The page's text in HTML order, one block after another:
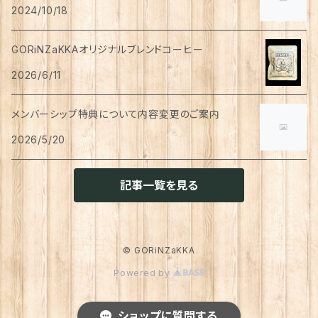
ハンドソープ
アロマ・お香
トラベルセット
カレンダー
クッション・クッションカバー
ファブリック・マルチカバー
ブランケット
照明
お財布・カード入れ
手袋・アームカバー
ハンカチ
てぬぐい
キーホルダー
メガネ・メガネケース
傘
カップ&ソーサー
マグカップ
コースター
お皿
箸置き
お菓子作り
ふきん
メモ帳
スケジュール帳
はさみ
ふせん
マスキングテープ
タイツ
足首ウォーマー
ボトムス
アウター
ジャケット
トップス
レトルト惣菜
カレー
味噌汁・スープ
お茶漬け
乾物
調味料・オイル
だし
ハーブティー
希釈飲料
猫用
犬猫共通
犬用
猫用
衣類・服飾雑貨
犬用
猫用
おもちゃ
猫用
ボディケア
犬用
猫用
犬猫兼用
ベッド
トイレ周り
犬用
猫用
犬猫兼用
その他雑貨
サプリメント
シャンプー
リンスインシャンプー
トリートメント
洗顔
ハンドクリーム
オーラルケア
入浴剤・バスボム
防災用品
ラッピング資材
イヤリング・ノンホールピアス
リング
珈琲
2024/10/18
GORiNZaKKAオリジナルブレンドコーヒー
2026/6/11
メンバーシップ特典について内容変更のご案内
2026/5/20
記事一覧を見る
© GORiNZaKKA
Powered by